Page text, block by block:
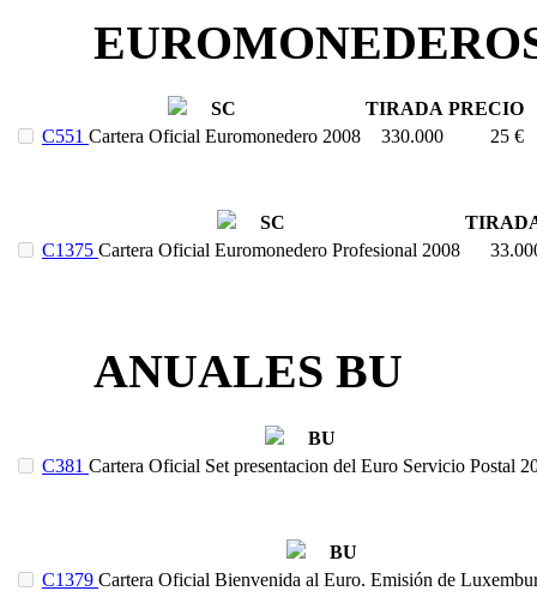
SC TIRADA PRECIO
C551 Cartera Oficial Euromonedero 2008 330.000 25 €
SC
C1375 Cartera Oficial Euromonedero Profesional 2008
ANUALES BU
BU
C381 Cartera Oficial Set presentacion del Euro Servicio Postal
BU
C1379 Cartera Oficial Bienvenida al Euro. Emisión de